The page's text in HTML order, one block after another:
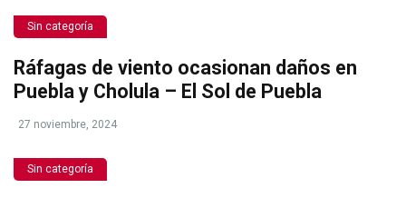
Sin categoría
Ráfagas de viento ocasionan daños en
Puebla y Cholula – El Sol de Puebla
27 noviembre, 2024
Sin categoría